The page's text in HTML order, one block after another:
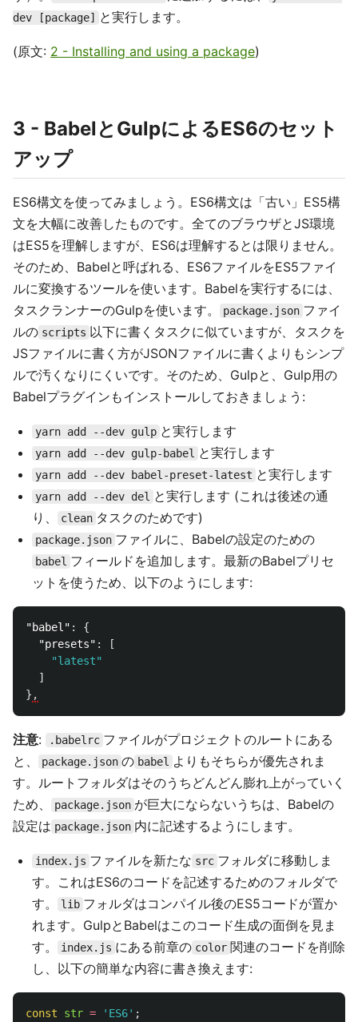
dev [package]
と実行します。
(原文: 2 - Installing and using a package)
3 - BabelとGulpによるES6のセット
アップ
ES6構文を使ってみましょう。ES6構文は「古い」ES5構
文を大幅に改善したものです。全てのブラウザとJS環境
はES5を理解しますが、ES6は理解するとは限りません。
そのため、Babelと呼ばれる、ES6ファイルをES5ファイ
ルに変換するツールを使います。Babelを実行するには、
タスクランナーのGulpを使います。
package.json ファイ
ルの scripts 以下に書くタスクに似ていますが、タスクを
JSファイルに書く方がJSONファイルに書くよりもシンプ
ルで汚くなりにくいです。そのため、Gulpと、Gulp用の
Babelプラグインもインストールしておきましょう:
yarn add --dev gulp と実行します
yarn add --dev gulp-babel と実行します
yarn add --dev babel-preset-latest と実行します
yarn add --dev del と実行します (これは後述の通
り、
clean タスクのためです)
package.json ファイルに、Babelの設定のための
babel フィールドを追加します。最新のBabelプリセ
ットを使うため、以下のようにします:
"babel" :
{
"presets" :
[
"latest"
]
} ,
注意: .babelrc ファイルがプロジェクトのルートにある
と、
package.json の babel よりもそちらが優先されま
す。ルートフォルダはそのうちどんどん膨れ上がっていく
ため、
package.json が巨大にならないうちは、Babelの
設定は package.json 内に記述するようにします。
index.js ファイルを新たな src フォルダに移動しま
す。これはES6のコードを記述するためのフォルダで
す。
lib フォルダはコンパイル後のES5コードが置か
れます。GulpとBabelはこのコード生成の面倒を見ま
す。
index.js にある前章の color 関連のコードを削除
し、以下の簡単な内容に書き換えます:
const str = ' ES6' ;